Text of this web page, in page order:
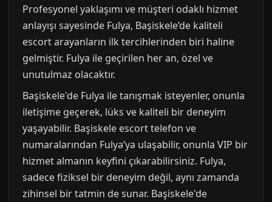
Profesyonel yaklaşımı ve müşteri odaklı hizmet
anlayışı sayesinde Fulya, Başiskele’de kaliteli
escort arayanların ilk tercihlerinden biri haline
gelmiştir. Fulya ile geçirilen her an, özel ve
unutulmaz olacaktır.
Başiskele'de Fulya ile tanışmak isteyenler, onunla
iletişime geçerek, lüks ve kaliteli bir deneyim
yaşayabilir. Başiskele escort telefon ve
numaralarından Fulya’ya ulaşabilir, onunla VIP bir
hizmet almanın keyfini çıkarabilirsiniz. Fulya,
sadece fiziksel bir deneyim değil, aynı zamanda
zihinsel bir tatmin de sunar. Başiskele'de